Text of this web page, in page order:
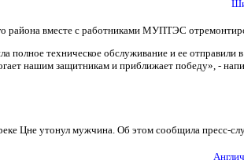
района вместе с работниками МУПТЭС
полное техническое обслуживание и ее отправили
нашим защитникам и приближает победу», -
Цне утонул мужчина. Об этом сообщила пресс-